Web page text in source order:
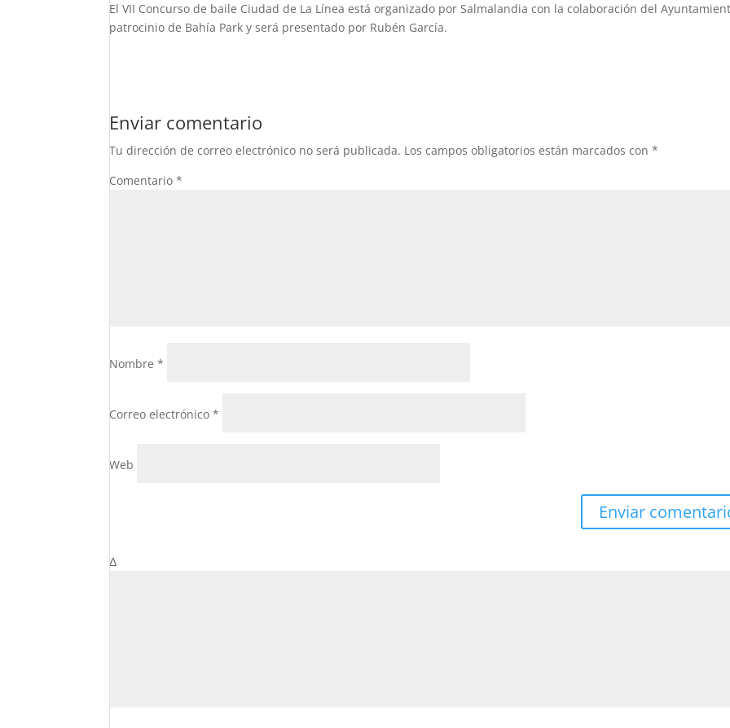
El VII Concurso de baile Ciudad de La Línea está organizado por Salmalandia con la colaboración del
patrocinio de Bahía Park y será presentado por Rubén García.
Enviar comentario
Tu dirección de correo electrónico no será publicada. Los campos obligatorios están marcados con*
Comentario*
Nombre*
Correo electrónico*
Web
Δ